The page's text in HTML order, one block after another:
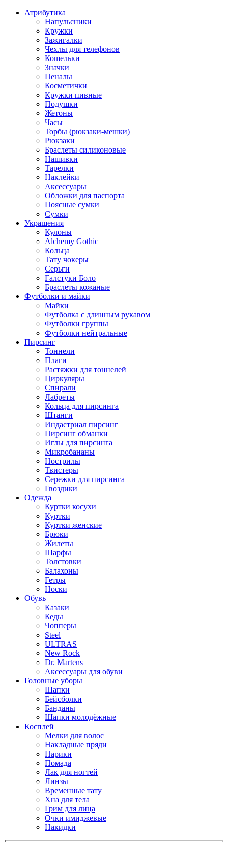
Атрибутика
Напульсники
Кружки
Зажигалки
Чехлы для телефонов
Кошельки
Значки
Пеналы
Косметички
Кружки пивные
Подушки
Жетоны
Часы
Торбы (рюкзаки-мешки)
Рюкзаки
Браслеты силиконовые
Нашивки
Тарелки
Наклейки
Аксессуары
Обложки для паспорта
Поясные сумки
Сумки
Украшения
Кулоны
Alchemy Gothic
Кольца
Тату чокеры
Серьги
Галстуки Боло
Браслеты кожаные
Футболки и майки
Майки
Футболка с длинным рукавом
Футболки группы
Футболки нейтральные
Пирсинг
Тоннели
Плаги
Растяжки для тоннелей
Циркуляры
Спирали
Лабреты
Кольца для пирсинга
Штанги
Индастриал пирсинг
Пирсинг обманки
Иглы для пирсинга
Микробананы
Нострилы
Твистеры
Сережки для пирсинга
Гвоздики
Одежда
Куртки косухи
Куртки
Куртки женские
Брюки
Жилеты
Шарфы
Толстовки
Балахоны
Гетры
Носки
Обувь
Казаки
Кеды
Чопперы
Steel
ULTRAS
New Rock
Dr. Martens
Аксессуары для обуви
Головные уборы
Шапки
Бейсболки
Банданы
Шапки молодёжные
Косплей
Мелки для волос
Накладные пряди
Парики
Помада
Лак для ногтей
Линзы
Временные тату
Хна для тела
Грим для лица
Очки имиджевые
Накидки